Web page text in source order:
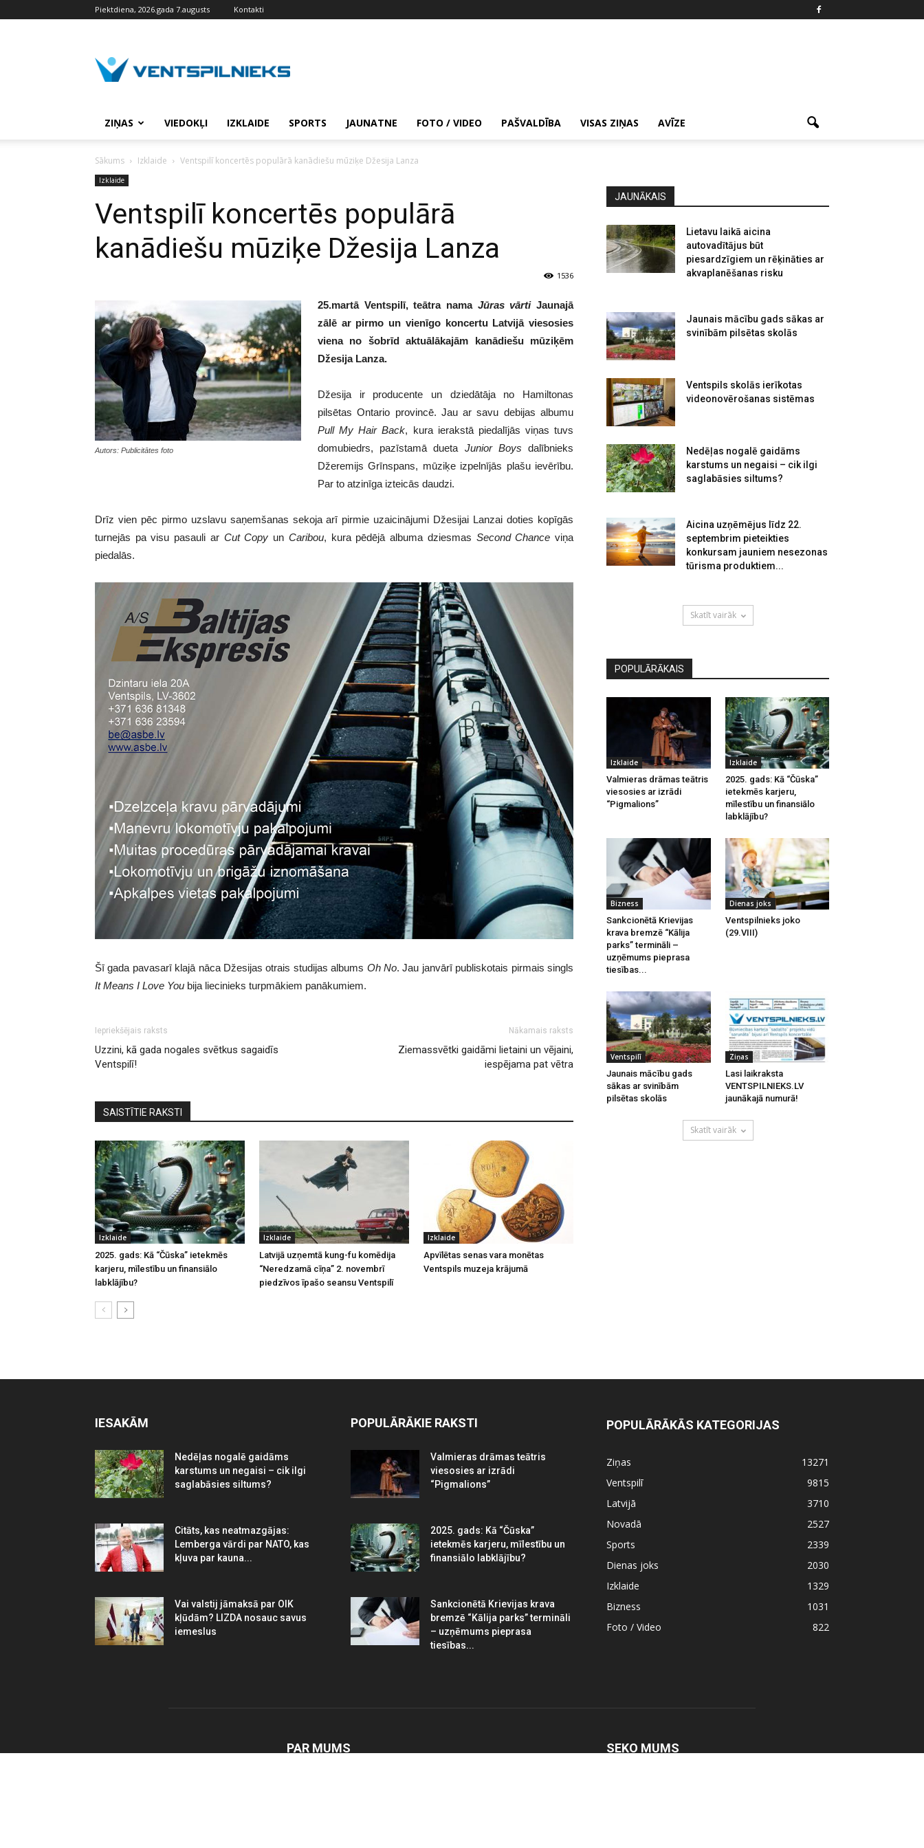
Piektdiena, 2026.gada 7.augusts Kontakti
ZIŅAS VIEDOKĻI IZKLAIDE SPORTS JAUNATNE FOTO / VIDEO PAŠVALDĪBA VISAS ZIŅAS AVĪZE
Sākums Izklaide Ventspilī koncertēs populārā kanādiešu mūziķe Džesija Lanza
Izklaide
Ventspilī koncertēs populārā
kanādiešu mūziķe Džesija Lanza
1536
Autors: Publicitātes foto
25.martā Ventspilī, teātra nama Jūras vārtiJaunajā
zālē ar pirmo un vienīgo koncertu Latvijā viesosies
viena no šobrīd aktuālākajām kanādiešu mūziķēm
Džesija Lanza.
Džesija ir producente un dziedātāja no Hamiltonas
pilsētas Ontario provincē. Jau ar savu debijas albumu
Pull My Hair Back, kura ierakstā piedalījās viņas tuvs
domubiedrs, pazīstamā dueta Junior Boys dalībnieks
Džeremijs Grīnspans, mūziķe izpelnījās plašu ievērību.
Par to atzinīga izteicās daudzi.
Drīz vien pēc pirmo uzslavu saņemšanas sekoja arī pirmie uzaicinājumi Džesijai Lanzai doties kopīgās
turnejās pa visu pasauli ar Cut Copy un Caribou, kura pēdējā albuma dziesmas Second Chance viņa
piedalās.
Šī gada pavasarī klajā nāca Džesijas otrais studijas albums Oh No. Jau janvārī publiskotais pirmais singls
It Means I Love You bija liecinieks turpmākiem panākumiem.
Iepriekšējais raksts
Uzzini, kā gada nogales svētkus sagaidīs
Ventspilī!
Nākamais raksts
Ziemassvētki gaidāmi lietaini un vējaini,
iespējama pat vētra
SAISTĪTIE RAKSTI
Izklaide
2025. gads: Kā “Čūska” ietekmēs
karjeru, mīlestību un finansiālo
labklājību?
Izklaide
Latvijā uzņemtā kung-fu komēdija
“Neredzamā cīņa” 2. novembrī
piedzīvos īpašo seansu Ventspilī
Izklaide
Apvīlētas senas vara monētas
Ventspils muzeja krājumā
JAUNĀKAIS
Lietavu laikā aicina
autovadītājus būt
piesardzīgiem un rēķināties ar
akvaplanēšanas risku
Jaunais mācību gads sākas ar
svinībām pilsētas skolās
Ventspils skolās ierīkotas
videonovērošanas sistēmas
Nedēļas nogalē gaidāms
karstums un negaisi – cik ilgi
saglabāsies siltums?
Aicina uzņēmējus līdz 22.
septembrim pieteikties
konkursam jauniem nesezonas
tūrisma produktiem...
Skatīt vairāk
POPULĀRĀKAIS
Izklaide
Valmieras drāmas teātris
viesosies ar izrādi
“Pigmalions”
Izklaide
2025. gads: Kā “Čūska”
ietekmēs karjeru,
mīlestību un finansiālo
labklājību?
Bizness
Sankcionētā Krievijas
krava bremzē “Kālija
parks” termināli –
uzņēmums pieprasa
tiesības...
Dienas joks
Ventspilnieks joko
(29.VIII)
Ventspilī
Jaunais mācību gads
sākas ar svinībām
pilsētas skolās
Ziņas
Lasi laikraksta
VENTSPILNIEKS.LV
jaunākajā numurā!
Skatīt vairāk
IESAKĀM
Nedēļas nogalē gaidāms
karstums un negaisi – cik ilgi
saglabāsies siltums?
Citāts, kas neatmazgājas:
Lemberga vārdi par NATO, kas
kļuva par kauna...
Vai valstij jāmaksā par OIK
kļūdām? LIZDA nosauc savus
iemeslus
POPULĀRĀKIE RAKSTI
Valmieras drāmas teātris
viesosies ar izrādi
“Pigmalions”
2025. gads: Kā “Čūska”
ietekmēs karjeru, mīlestību un
finansiālo labklājību?
Sankcionētā Krievijas krava
bremzē “Kālija parks” termināli
– uzņēmums pieprasa
tiesības...
POPULĀRĀKĀS KATEGORIJAS
Ziņas
13271
Ventspilī
9815
Latvijā
3710
Novadā
2527
Sports
2339
Dienas joks
2030
Izklaide
1329
Bizness
1031
Foto / Video
822
PAR MUMS SEKO MUMS